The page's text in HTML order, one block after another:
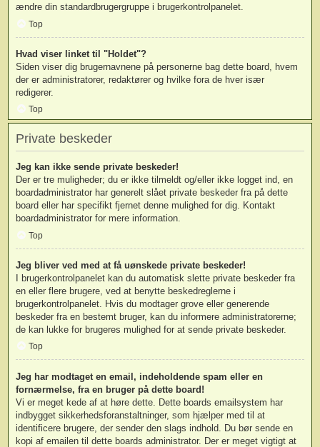
ændre din standardbrugergruppe i brugerkontrolpanelet.
Top
Hvad viser linket til "Holdet"?
Siden viser dig brugernavnene på personerne bag dette board, hvem
der er administratorer, redaktører og hvilke fora de hver især
redigerer.
Top
Private beskeder
Jeg kan ikke sende private beskeder!
Der er tre muligheder; du er ikke tilmeldt og/eller ikke logget ind, en
boardadministrator har generelt slået private beskeder fra på dette
board eller har specifikt fjernet denne mulighed for dig. Kontakt
boardadministrator for mere information.
Top
Jeg bliver ved med at få uønskede private beskeder!
I brugerkontrolpanelet kan du automatisk slette private beskeder fra
en eller flere brugere, ved at benytte beskedreglerne i
brugerkontrolpanelet. Hvis du modtager grove eller generende
beskeder fra en bestemt bruger, kan du informere administratorerne;
de kan lukke for brugeres mulighed for at sende private beskeder.
Top
Jeg har modtaget en email, indeholdende spam eller en
fornærmelse, fra en bruger på dette board!
Vi er meget kede af at høre dette. Dette boards emailsystem har
indbygget sikkerhedsforanstaltninger, som hjælper med til at
identificere brugere, der sender den slags indhold. Du bør sende en
kopi af emailen til dette boards administrator. Der er meget vigtigt at